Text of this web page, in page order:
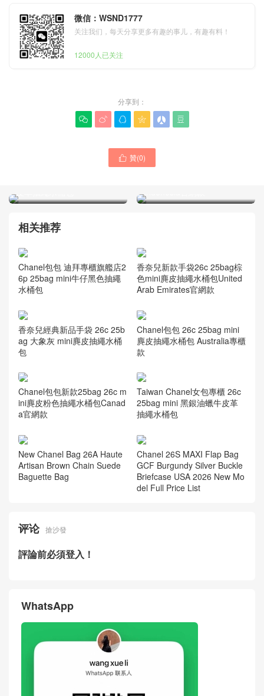
微信：WSND1777
关注我们，每天分享更多有趣的事儿，有趣有料！
12000人已关注
分享到：
     
 贊(0)
皮革抽繩水桶包
Chanel包包新款25bag 小雞
Indonesia官網款
相关推荐
Chanel包包 迪拜專櫃旗艦店2
6p 25bag mini牛仔黑色抽繩
水桶包
香奈兒新款手袋26c 25bag棕
色mini麂皮抽繩水桶包United
Arab Emirates官網款
香奈兒經典新品手袋 26c 25b
ag 大象灰 mini麂皮抽繩水桶
包
Chanel包包 26c 25bag mini
麂皮抽繩水桶包 Australia專櫃
款
Chanel包包新款25bag 26c m
ini麂皮粉色抽繩水桶包Canad
a官網款
Taiwan Chanel女包專櫃 26c
25bag mini 黑銀油蠟牛皮革
抽繩水桶包
New Chanel Bag 26A Haute
Artisan Brown Chain Suede
Baguette Bag
Chanel 26S MAXI Flap Bag
GCF Burgundy Silver Buckle
Briefcase USA 2026 New Mo
del Full Price List
评论 搶沙發
評論前必須登入！
WhatsApp